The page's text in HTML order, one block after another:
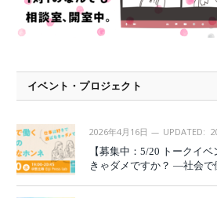
イベント・プロジェクト
2026年4月16日 UPDATED:
【募集中：5/20 トークイ
きゃダメですか？ —社会で